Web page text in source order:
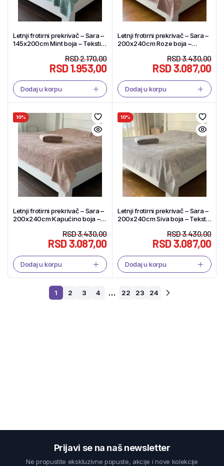
Letnji frotirni prekrivač – Sara –
145x200cm Mint boja – Tekstil
RSD2.170,00
RSD1.953,00
Dodaj u korpu
Letnji frotirni prekrivač – Sara –
200x240cm Roze boja –
RSD3.430,00
RSD3.087,00
Dodaj u korpu
10%
Letnji frotirni prekrivač – Sara –
200x240cm Kapućino boja –
RSD3.430,00
RSD3.087,00
Dodaj u korpu
10%
Letnji frotirni prekrivač – Sara –
200x240cm Siva boja – Tekstil
RSD3.430,00
RSD3.087,00
Dodaj u korpu
1 2 3 4 … 22 23 24
Prijavi se na naš newsletter
Ne propustite ekskluzivne popuste, akcije i nove kolekcije